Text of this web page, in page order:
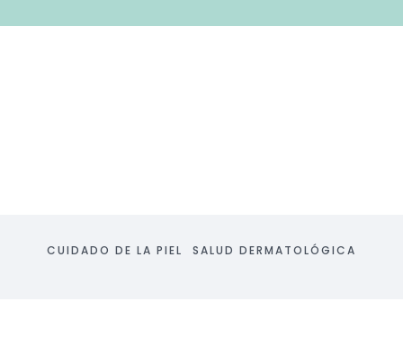
CUIDADO DE LA PIEL SALUD DERMATOLÓGICA